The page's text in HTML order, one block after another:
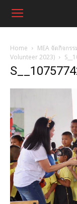
Home
MEA จัดกิจกร
Volunteer 2023)